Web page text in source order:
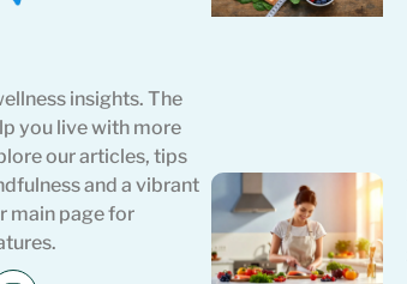
insights. The
you live with more
our articles, tips
and a vibrant
main page for